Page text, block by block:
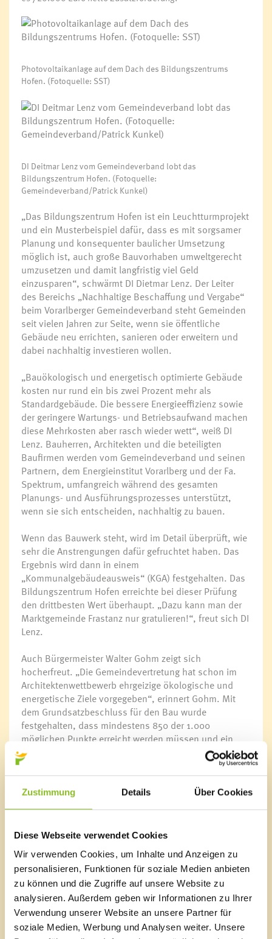
Zustimmung Details Über Cookies
Diese Webseite verwendet Cookies
Wir verwenden Cookies, um Inhalte und Anzeigen zu
personalisieren, Funktionen für soziale Medien anbieten
zu können und die Zugriffe auf unsere Website zu
analysieren. Außerdem geben wir Informationen zu Ihrer
Verwendung unserer Website an unsere Partner für
soziale Medien, Werbung und Analysen weiter. Unsere
Photovoltaikanlage auf dem Dach des Bildungszentrums
Hofen. (Fotoquelle: SST)
DI Deitmar Lenz vom Gemeindeverband lobt das
Bildungszentrum Hofen. (Fotoquelle:
Gemeindeverband/Patrick Kunkel)
„Das Bildungszentrum Hofen ist ein Leuchtturmprojekt
und ein Musterbeispiel dafür, dass es mit sorgsamer
Planung und konsequenter baulicher Umsetzung
möglich ist, auch große Bauvorhaben umweltgerecht
umzusetzen und damit langfristig viel Geld
einzusparen“, schwärmt DI Dietmar Lenz. Der Leiter
des Bereichs „Nachhaltige Beschaffung und Vergabe“
beim Vorarlberger Gemeindeverband steht Gemeinden
seit vielen Jahren zur Seite, wenn sie öffentliche
Gebäude neu errichten, sanieren oder erweitern und
dabei nachhaltig investieren wollen.
„Bauökologisch und energetisch optimierte Gebäude
kosten nur rund ein bis zwei Prozent mehr als
Standardgebäude. Die bessere Energieeffizienz sowie
der geringere Wartungs- und Betriebsaufwand machen
diese Mehrkosten aber rasch wieder wett“, weiß DI
Lenz. Bauherren, Architekten und die beteiligten
Baufirmen werden vom Gemeindeverband und seinen
Partnern, dem Energieinstitut Vorarlberg und der Fa.
Spektrum, umfangreich während des gesamten
Planungs- und Ausführungsprozesses unterstützt,
wenn sie sich entscheiden, nachhaltig zu bauen.
Wenn das Bauwerk steht, wird im Detail überprüft, wie
sehr die Anstrengungen dafür gefruchtet haben. Das
Ergebnis wird dann in einem
„Kommunalgebäudeausweis“ (KGA) festgehalten. Das
Bildungszentrum Hofen erreichte bei dieser Prüfung
den drittbesten Wert überhaupt. „Dazu kann man der
Marktgemeinde Frastanz nur gratulieren!“, freut sich DI
Lenz.
Auch Bürgermeister Walter Gohm zeigt sich
hocherfreut. „Die Gemeindevertretung hat schon im
Architektenwettbewerb ehrgeizige ökologische und
energetische Ziele vorgegeben“, erinnert Gohm. Mit
dem Grundsatzbeschluss für den Bau wurde
festgehalten, dass mindestens 850 der 1.000
möglichen Punkte erreicht werden müssen und ein
Wert von 900 Punkten angestrebt werden soll. „Dass
es jetzt sogar 969 Punkte geworden sind, ist
sensationell“, so Gohm. Er bedankt sich dafür bei
allen an diesem Projekt beteiligten Planern und
Baufirmen sowie namentlich auch bei Bauamtsleiter
federführend Verantwortung wahrgenommen hat.
Weniger Baukosten, mehr Förderung
Die erfolgreichen Bemühungen um diesen Bestwert
bedeuten für die Marktgemeinde Frastanz zunächst
eine direkte Förderung des Landes in Höhe von
720.000 Euro netto. Dabei hielt sich der Mehraufwand
für die ökologische Optimierung in Grenzen. Die von